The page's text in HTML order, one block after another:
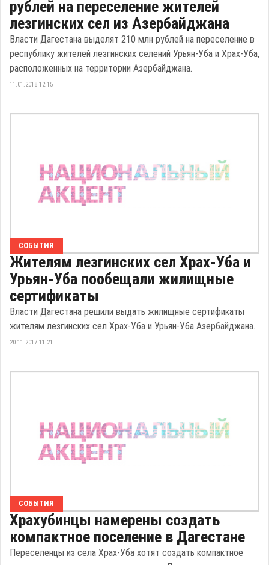
рублей на переселение жителей
лезгинских сел из Азербайджана
Власти Дагестана выделят 210 млн рублей на переселение в
республику жителей лезгинских селений Урьян-Уба и Храх-Уба,
расположенных на территории Азербайджана.
11.01.2018 12:15
СОБЫТИЯ
Жителям лезгинских сел Храх-Уба и
Урьян-Уба пообещали жилищные
сертификаты
Власти Дагестана решили выдать жилищные сертификаты
жителям лезгинских сел Храх-Уба и Урьян-Уба Азербайджана.
20.11.2017 11:21
СОБЫТИЯ
Храхубинцы намерены создать
компактное поселение в Дагестане
Переселенцы из села Храх-Уба хотят создать компактное